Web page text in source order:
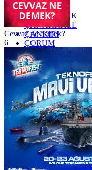
YOZGAT
ZONGULDAK
ÇANAKKALE
ÇANKIRI
ÇORUM
İSTANBUL
İZMİR
ŞANLIURFA
ŞIRNAK
Cevvaz ne demek?
6